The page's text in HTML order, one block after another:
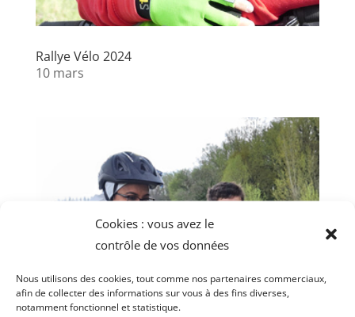
Cookies : vous avez le
contrôle de vos données
Nous utilisons des cookies, tout comme nos partenaires commerciaux,
afin de collecter des informations sur vous à des fins diverses,
notamment fonctionnel et statistique.
Rallye Vélo 2024
10 mars